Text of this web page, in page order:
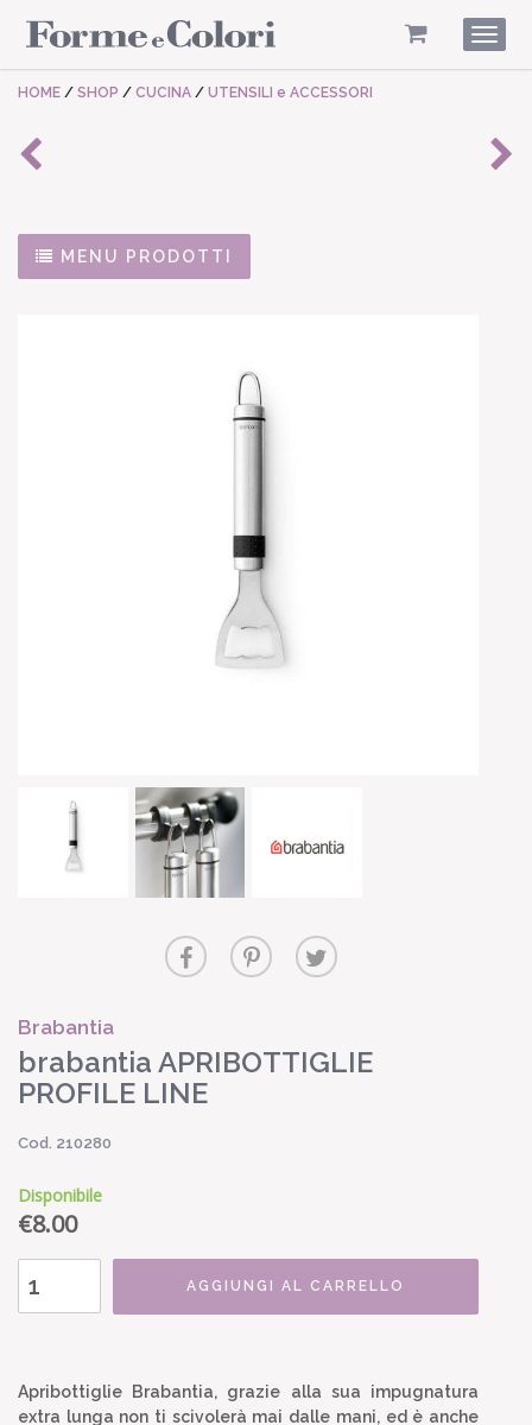
HOME / SHOP / CUCINA / UTENSILI e ACCESSORI
MENU PRODOTTI
Brabantia
brabantia APRIBOTTIGLIE
PROFILE LINE
Cod. 210280
Disponibile
€8.00
AGGIUNGI AL CARRELLO
Apribottiglie Brabantia, grazie alla sua impugnatura
extra lunga non ti scivolerà mai dalle mani, ed è anche